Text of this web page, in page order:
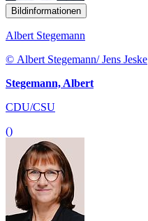
Bildinformationen
Albert Stegemann
© Albert Stegemann/ Jens Jeske
Stegemann, Albert
CDU/CSU
()